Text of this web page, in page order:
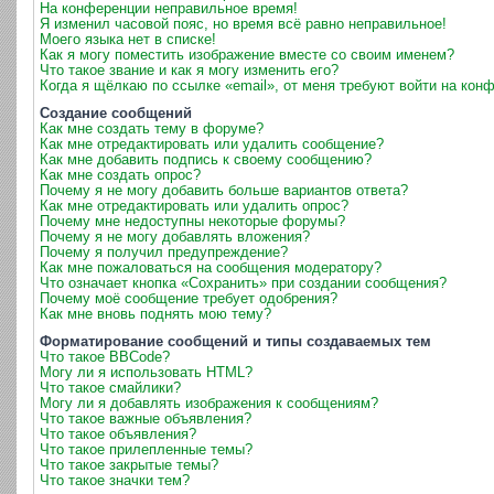
На конференции неправильное время!
Я изменил часовой пояс, но время всё равно неправильное!
Моего языка нет в списке!
Как я могу поместить изображение вместе со своим именем?
Что такое звание и как я могу изменить его?
Когда я щёлкаю по ссылке «email», от меня требуют войти на
Создание сообщений
Как мне создать тему в форуме?
Как мне отредактировать или удалить сообщение?
Как мне добавить подпись к своему сообщению?
Как мне создать опрос?
Почему я не могу добавить больше вариантов ответа?
Как мне отредактировать или удалить опрос?
Почему мне недоступны некоторые форумы?
Почему я не могу добавлять вложения?
Почему я получил предупреждение?
Как мне пожаловаться на сообщения модератору?
Что означает кнопка «Сохранить» при создании сообщения?
Почему моё сообщение требует одобрения?
Как мне вновь поднять мою тему?
Форматирование сообщений и типы создаваемых тем
Что такое BBCode?
Могу ли я использовать HTML?
Что такое смайлики?
Могу ли я добавлять изображения к сообщениям?
Что такое важные объявления?
Что такое объявления?
Что такое прилепленные темы?
Что такое закрытые темы?
Что такое значки тем?